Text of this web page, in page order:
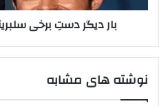
شد!
بار دیگر دستِ برخی
نوشته های مشابه